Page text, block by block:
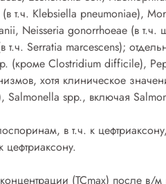
т.ч. Klebsiella pneumoniae),
Neisseria gonorrhoeae (в
Serratia marcescens);
(кроме Clostridium difficile),
хотя клиническое
spp., включая
в т.ч. к
цефтриаксону.
(ТСmах) после в/